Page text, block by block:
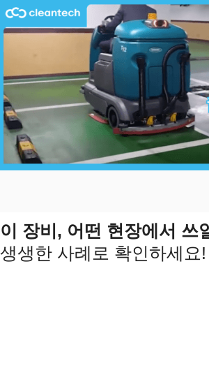
이 장비, 어떤 현장에서 쓰
생생한 사례로 확인하세요!